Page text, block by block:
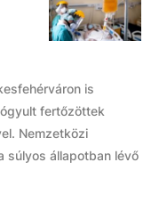
is
fertőzöttek
Nemzetközi
súlyos állapotban lévő